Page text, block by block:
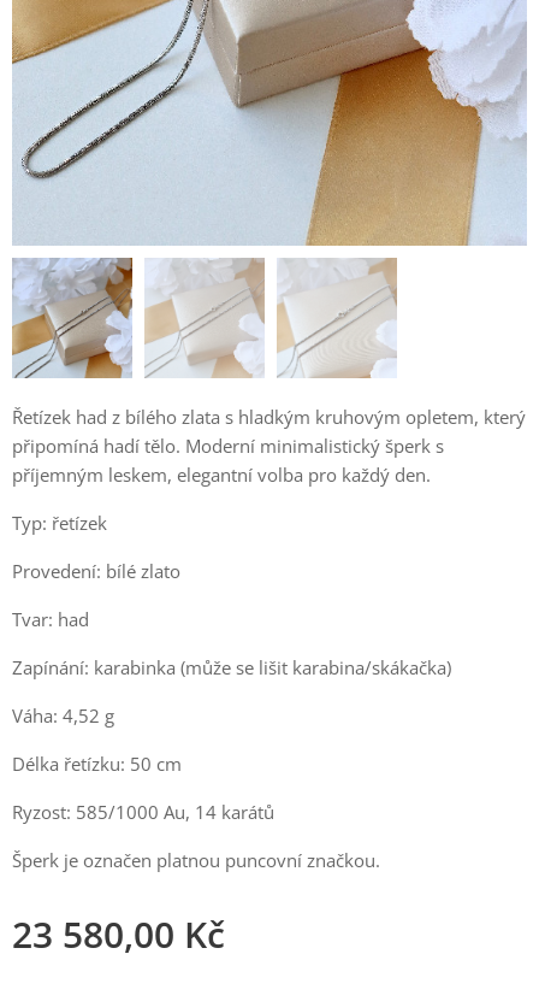
Řetízek had z bílého zlata s hladkým kruhovým opletem, který
připomíná hadí tělo. Moderní minimalistický šperk s
příjemným leskem, elegantní volba pro každý den.
Typ: řetízek
Provedení: bílé zlato
Tvar: had
Zapínání: karabinka (může se lišit karabina/skákačka)
Váha: 4,52 g
Délka řetízku: 50 cm
Ryzost: 585/1000 Au, 14 karátů
Šperk je označen platnou puncovní značkou.
23 580,00 Kč